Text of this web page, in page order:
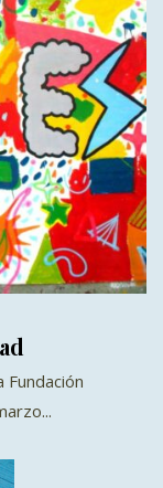
Fundación